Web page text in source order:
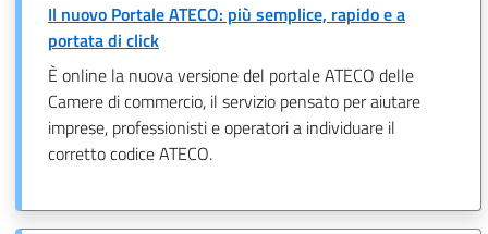
Il nuovo Portale ATECO: più semplice, rapido e a
portata di click
È online la nuova versione del portale ATECO delle
Camere di commercio, il servizio pensato per aiutare
imprese, professionisti e operatori a individuare il
corretto codice ATECO.